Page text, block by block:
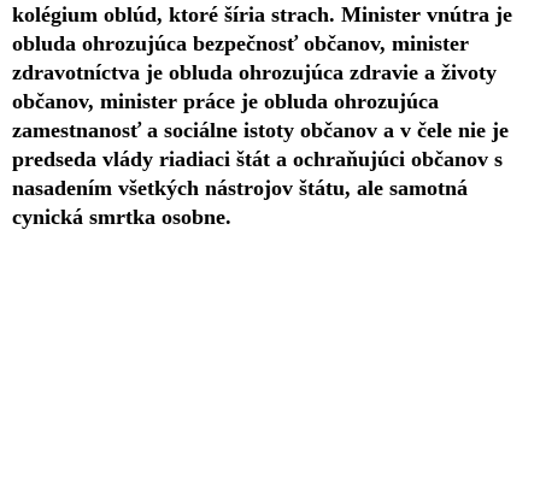
kolégium oblúd, ktoré šíria strach. Minister vnútra je
obluda ohrozujúca bezpečnosť občanov, minister
zdravotníctva je obluda ohrozujúca zdravie a životy
občanov, minister práce je obluda ohrozujúca
zamestnanosť a sociálne istoty občanov a v čele nie je
predseda vlády riadiaci štát a ochraňujúci občanov s
nasadením všetkých nástrojov štátu, ale samotná
cynická smrtka osobne.